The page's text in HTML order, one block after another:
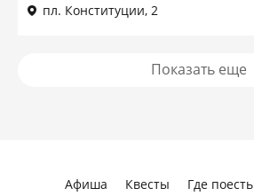
пл. Конституции, 2
Показать еще
Афиша Квесты Где поесть